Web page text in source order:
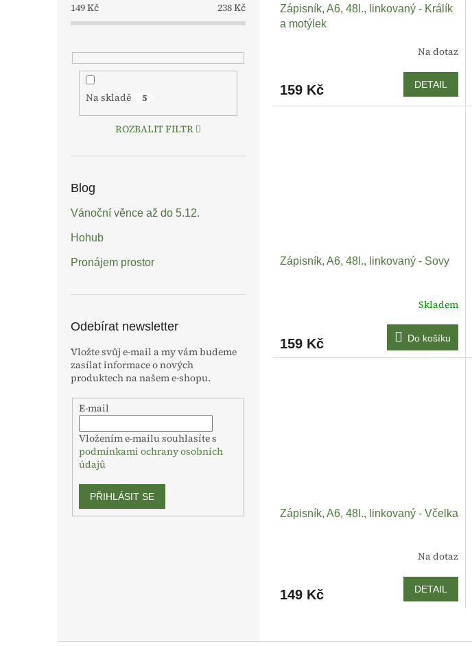
149Kč 238Kč
Na skladě 5
ROZBALIT FILTR
Blog
Vánoční věnce až do 5.12.
Hohub
Pronájem prostor
Odebírat newsletter
Vložte svůj e-mail a my vám budeme
zasílat informace o nových
produktech na našem e-shopu.
E-mail
Vložením e-mailu souhlasíte s
podmínkami ochrany osobních
údajů
PŘIHLÁSIT SE
Zápisník, A6, 48l., linkovaný - Králík
a motýlek
Na dotaz
159 Kč DETAIL
Zápisník, A6, 48l., linkovaný - Sovy
Skladem
159 Kč Do košíku
Zápisník, A6, 48l., linkovaný - Včelka
Na dotaz
149 Kč DETAIL